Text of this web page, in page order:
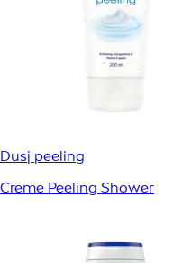
Dusj peeling
Creme Peeling Shower